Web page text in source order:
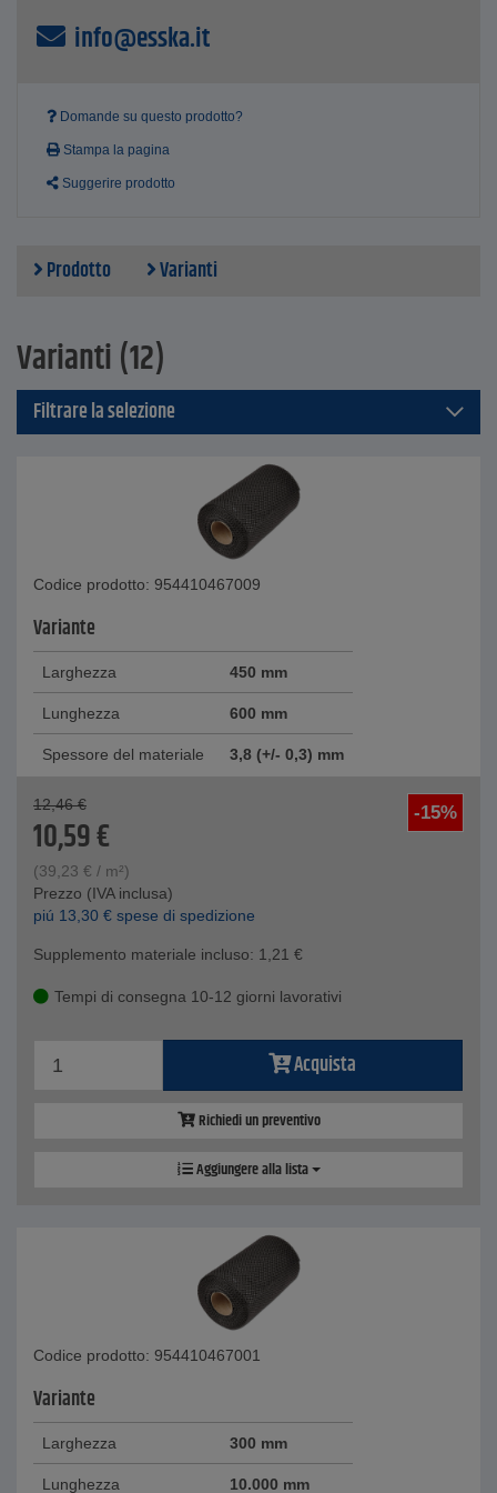
larghezza, cuscinetti, strisce, tagli su misura secondo le
esigenze
Dati tecnici
Peso circa 550 g/m²
info@esska.it
Domande su questo prodotto?
Stampa la pagina
Suggerire prodotto
Prodotto Varianti
Varianti (12)
Filtrare la selezione
Codice prodotto: 954410467009
Variante
Larghezza 450 mm
Lunghezza 600 mm
Spessore del materiale 3,8 (+/- 0,3) mm
-15%
12,46 €
10,59€
(39,23 € / m²)
Prezzo (IVA inclusa)
piú 13,30 € spese di spedizione
Supplemento materiale incluso: 1,21 €
Tempi di consegna 10-12 giorni lavorativi
Acquista
Richiedi un preventivo
Aggiungere alla lista
Codice prodotto: 954410467001
Variante
Larghezza 300 mm
Lunghezza 10.000 mm